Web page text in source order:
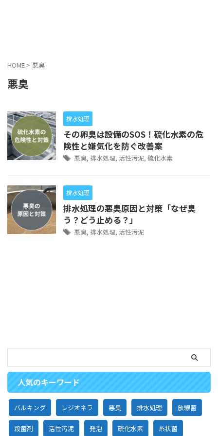
HOME > 悪臭
悪臭
排水処理
その卵臭は設備のSOS！硫化水素の危
険性と嫌気化を防ぐ改善案
悪臭, 排水処理, 活性汚泥, 硫化水素
排水処理
排水処理の悪臭原因と対策「なぜ臭
う？どう止める？」
悪臭, 排水処理, 活性汚泥
人気のキーワード
バルキング レジオネラ 悪臭 排水処理 放線菌
殺菌剤 活性汚泥 発泡 硫化水素 糸状菌